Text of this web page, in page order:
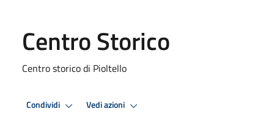
Centro Storico
Centro storico di Pioltello
Condividi Vedi azioni